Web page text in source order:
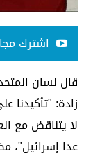
اشترك
قال لسان
زادة: "تأكيدنا
لا يتناقض مع
عدا إسرائيل"،